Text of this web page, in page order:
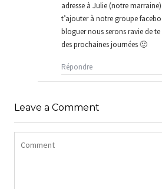
adresse à Julie (notre
t’ajouter à notre groupe
bloguer nous serons ravie de
des prochaines journées 🙂
Répondre
Leave a Comment